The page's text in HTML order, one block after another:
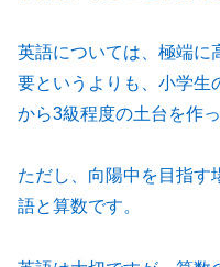
英語については、極端に
要というよりも、小学生
から3級程度の土台を作
ただし、向陽中を目指す
語と算数です。